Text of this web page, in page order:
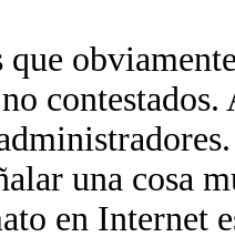
que
una cosa
en Internet